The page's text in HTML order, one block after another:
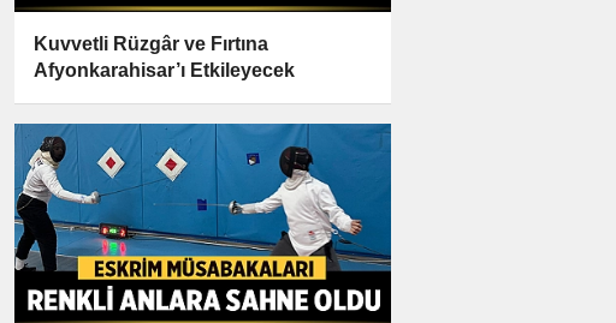
Kuvvetli Rüzgâr ve Fırtına
Afyonkarahisar’ı Etkileyecek